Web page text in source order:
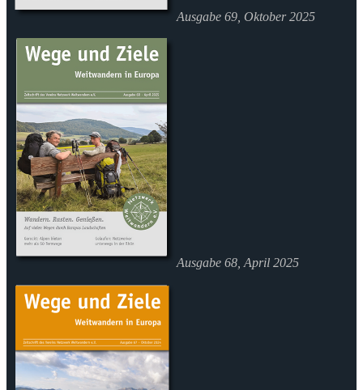
Ausgabe 69, Oktober 2025
Ausgabe 68, April 2025